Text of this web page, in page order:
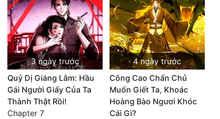
3 ngày trước
Quỷ Dị Giáng Lâm: Hầu
Gái Người Giấy Của Ta
Thành Thật Rồi!
Chapter 7
4 ngày trước
Công Cao Chấn Chủ
Muốn Giết Ta, Khoác
Hoàng Bào Ngươi Khóc
Cái Gì?